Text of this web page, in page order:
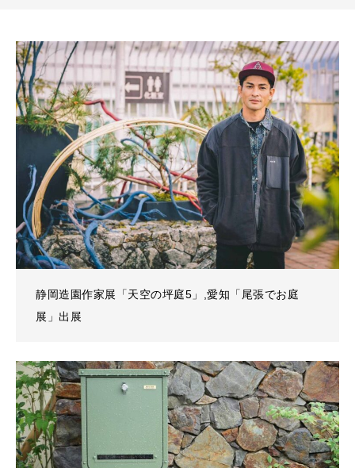
静岡造園作家展「天空の坪庭5」,愛知「尾張でお庭
展」出展